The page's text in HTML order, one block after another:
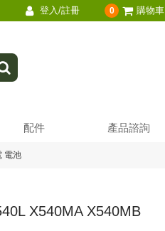
登入/註冊 0 購物車
配件 產品諮詢
電池
X540MA X540MB